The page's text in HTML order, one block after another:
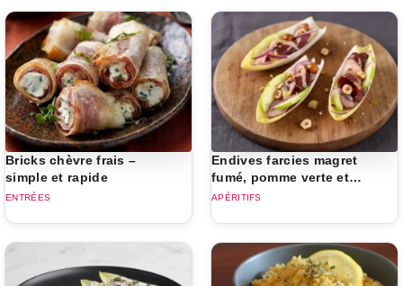
Bricks chèvre frais –
simple et rapide
ENTRÉES
Endives farcies magret
fumé, pomme verte et
noisettes grillées
APÉRITIFS